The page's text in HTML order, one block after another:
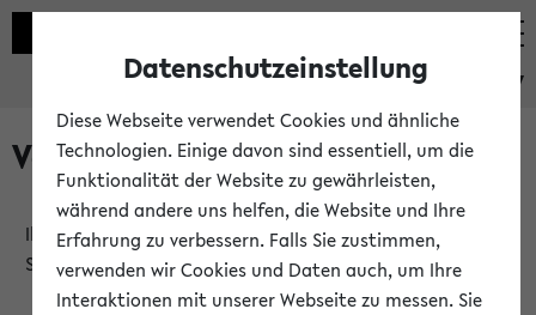
eKVV
Verlauf
Ihr Verlauf ist leer. Er wird sich im Verlauf Ihrer eKVV
Sitzung füllen.
Datenschutzeinstellung
Diese Webseite verwendet Cookies und ähnliche
Technologien. Einige davon sind essentiell, um die
Funktionalität der Website zu gewährleisten,
während andere uns helfen, die Website und Ihre
Erfahrung zu verbessern. Falls Sie zustimmen,
verwenden wir Cookies und Daten auch, um Ihre
Interaktionen mit unserer Webseite zu messen. Sie